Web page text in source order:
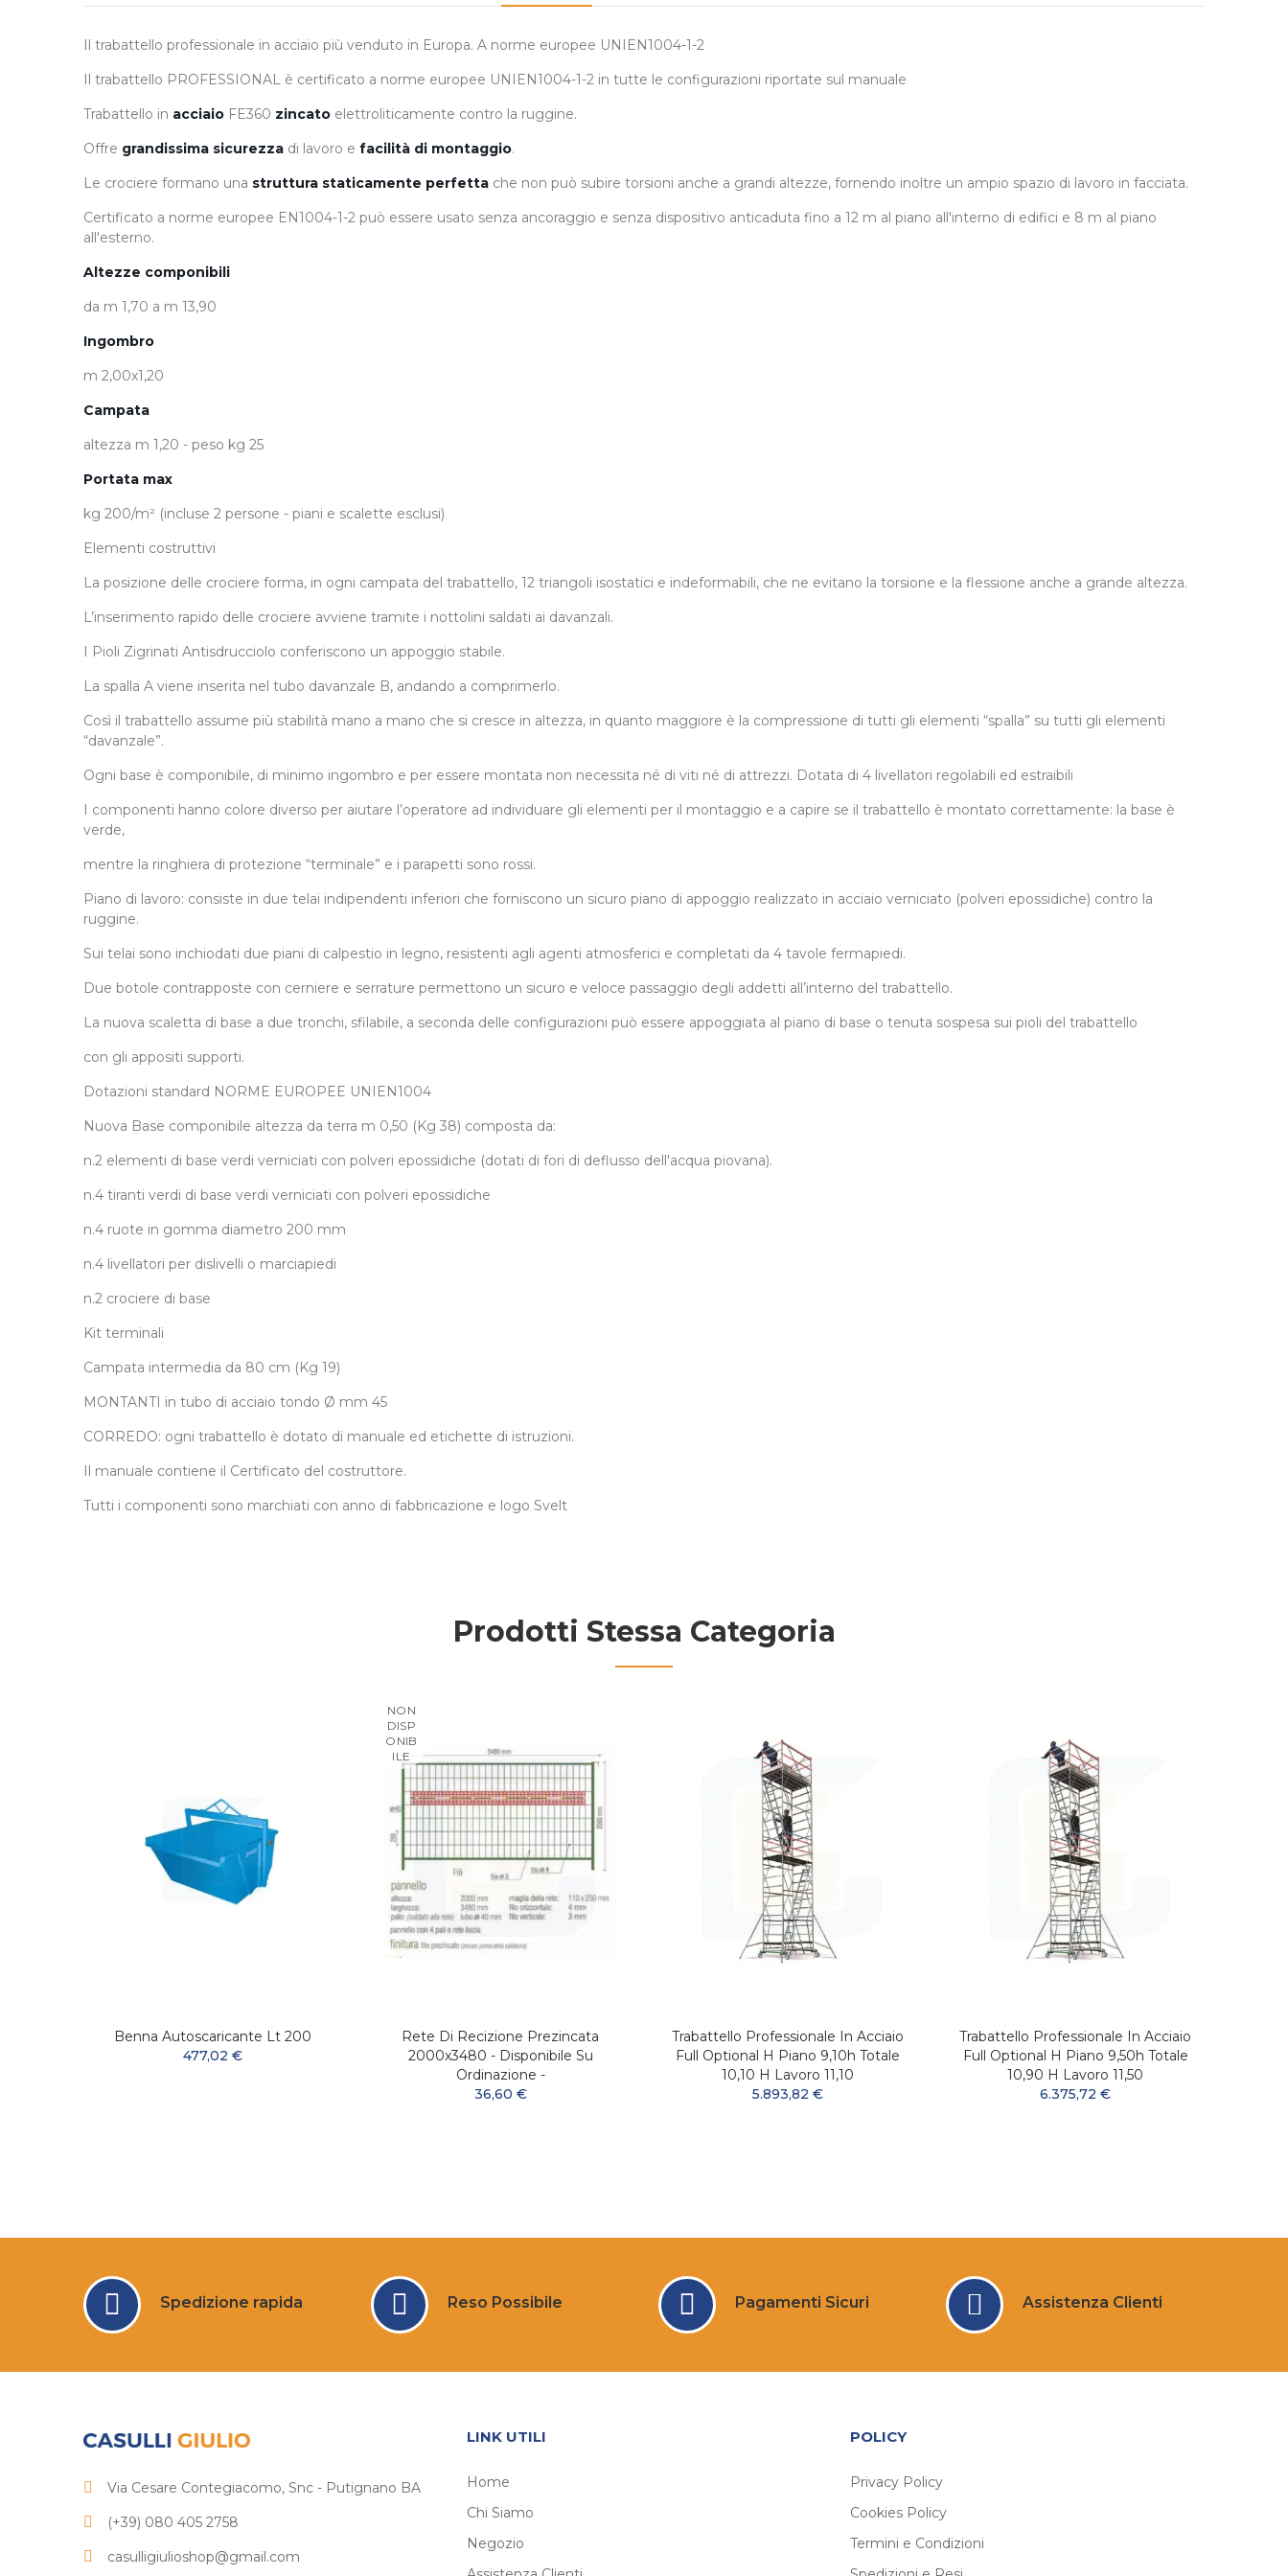
Il trabattello professionale in acciaio più venduto in Europa. A norme europee UNIEN1004-1-2
Il trabattello PROFESSIONAL è certificato a norme europee UNIEN1004-1-2 in tutte le configurazioni riportate sul manuale
Trabattello in acciaio FE360 zincato elettroliticamente contro la ruggine.
Offre grandissima sicurezza di lavoro e facilità di montaggio.
Le crociere formano una struttura staticamente perfetta che non può subire torsioni anche a grandi altezze, fornendo inoltre un ampio spazio di lavoro in facciata.
Certificato a norme europee EN1004-1-2 può essere usato senza ancoraggio e senza dispositivo anticaduta fino a 12 m al piano all'interno di edifici e 8 m al piano
all'esterno.
Altezze componibili
da m 1,70 a m 13,90
Ingombro
m 2,00x1,20
Campata
altezza m 1,20 - peso kg 25
Portata max
kg 200/m² (incluse 2 persone - piani e scalette esclusi)
Elementi costruttivi
La posizione delle crociere forma, in ogni campata del trabattello, 12 triangoli isostatici e indeformabili, che ne evitano la torsione e la flessione anche a grande altezza.
L’inserimento rapido delle crociere avviene tramite i nottolini saldati ai davanzali.
I Pioli Zigrinati Antisdrucciolo conferiscono un appoggio stabile.
La spalla A viene inserita nel tubo davanzale B, andando a comprimerlo.
Così il trabattello assume più stabilità mano a mano che si cresce in altezza, in quanto maggiore è la compressione di tutti gli elementi “spalla” su tutti gli elementi
“davanzale”.
Ogni base è componibile, di minimo ingombro e per essere montata non necessita né di viti né di attrezzi. Dotata di 4 livellatori regolabili ed estraibili
I componenti hanno colore diverso per aiutare l’operatore ad individuare gli elementi per il montaggio e a capire se il trabattello è montato correttamente: la base è
verde,
mentre la ringhiera di protezione “terminale” e i parapetti sono rossi.
Piano di lavoro: consiste in due telai indipendenti inferiori che forniscono un sicuro piano di appoggio realizzato in acciaio verniciato (polveri epossidiche) contro la
ruggine.
Sui telai sono inchiodati due piani di calpestio in legno, resistenti agli agenti atmosferici e completati da 4 tavole fermapiedi.
Due botole contrapposte con cerniere e serrature permettono un sicuro e veloce passaggio degli addetti all’interno del trabattello.
La nuova scaletta di base a due tronchi, sfilabile, a seconda delle configurazioni può essere appoggiata al piano di base o tenuta sospesa sui pioli del trabattello
con gli appositi supporti.
Dotazioni standard NORME EUROPEE UNIEN1004
Nuova Base componibile altezza da terra m 0,50 (Kg 38) composta da:
n.2 elementi di base verdi verniciati con polveri epossidiche (dotati di fori di deflusso dell'acqua piovana).
n.4 tiranti verdi di base verdi verniciati con polveri epossidiche
n.4 ruote in gomma diametro 200 mm
n.4 livellatori per dislivelli o marciapiedi
n.2 crociere di base
Kit terminali
Campata intermedia da 80 cm (Kg 19)
MONTANTI in tubo di acciaio tondo Ø mm 45
CORREDO: ogni trabattello è dotato di manuale ed etichette di istruzioni.
Il manuale contiene il Certificato del costruttore.
Tutti i componenti sono marchiati con anno di fabbricazione e logo Svelt
Prodotti Stessa Categoria
Benna Autoscaricante Lt 200
477,02 €
NON
DISP
ONIB
ILE
Rete Di Recizione Prezincata
2000x3480 - Disponibile Su
Ordinazione -
36,60 €
Trabattello Professionale In Acciaio
Full Optional H Piano 9,10h Totale
10,10 H Lavoro 11,10
5.893,82 €
Trabattello Professionale In Acciaio
Full Optional H Piano 9,50h Totale
10,90 H Lavoro 11,50
6.375,72 €
Spedizione rapida Reso Possibile Pagamenti Sicuri Assistenza Clienti
Via Cesare Contegiacomo, Snc - Putignano BA
(+39) 080 405 2758
casulligiulioshop@gmail.com
LINK UTILI
Home
Chi Siamo
Negozio
POLICY
Privacy Policy
Cookies Policy
Termini e Condizioni